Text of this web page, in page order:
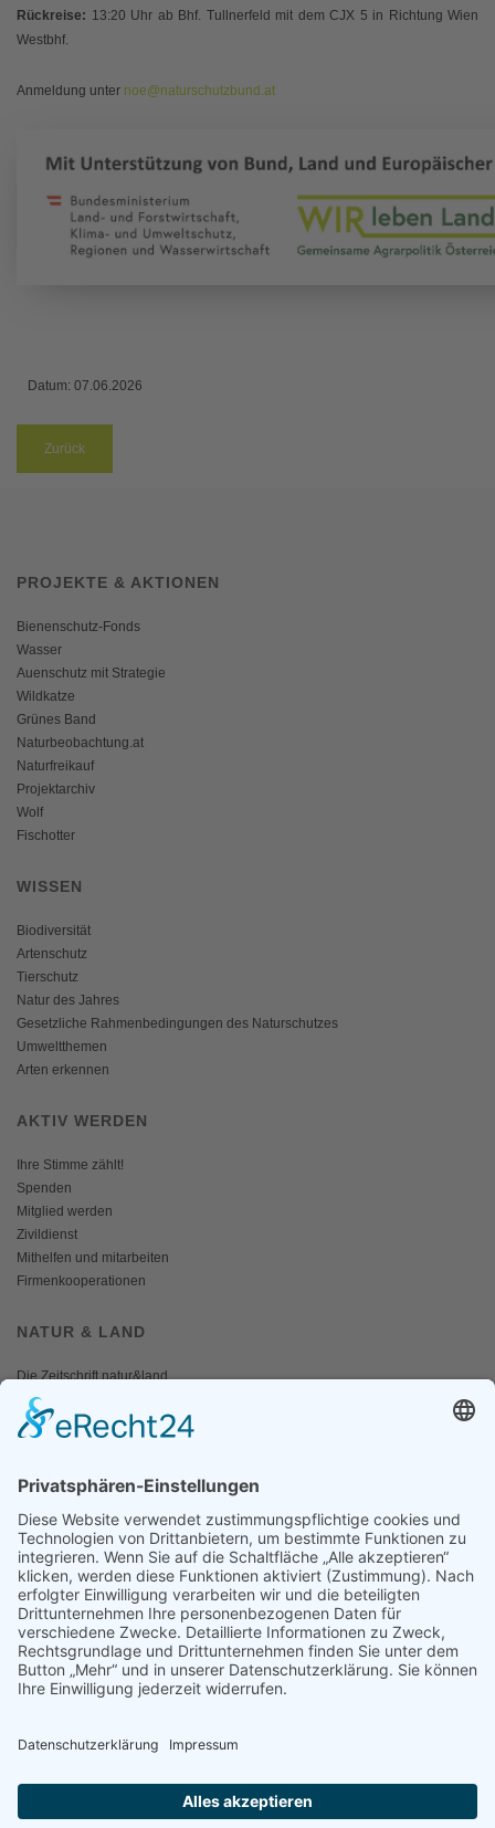
Rückreise: 13:20 Uhr ab Bhf. Tullnerfeld mit dem CJX 5 in Richtung Wien
Westbhf.
Anmeldung unter noe@naturschutzbund.at
Datum: 07.06.2026
Zurück
PROJEKTE & AKTIONEN
Bienenschutz-Fonds
Wasser
Auenschutz mit Strategie
Wildkatze
Grünes Band
Naturbeobachtung.at
Naturfreikauf
Projektarchiv
Wolf
Fischotter
WISSEN
Biodiversität
Artenschutz
Tierschutz
Natur des Jahres
Gesetzliche Rahmenbedingungen des Naturschutzes
Umweltthemen
Arten erkennen
AKTIV WERDEN
Ihre Stimme zählt!
Spenden
Mitglied werden
Zivildienst
Mithelfen und mitarbeiten
Firmenkooperationen
NATUR & LAND
Die Zeitschrift natur&land
Archiv
Mediadaten
Fotos und Logos
Presseaussendungen
Presse
Presseinformationen abonnieren
ÜBER UNS
Naturschutzbund
Naturschutzjugend
Sponsoren & Partner